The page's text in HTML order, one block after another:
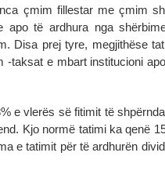
çmim fillestar me çmim
apo të ardhura nga
Disa prej tyre, megjithëse
-taksat e mbart institucioni
e vlerës së fitimit të
Kjo normë tatimi ka qenë
e tatimit për të ardhurën